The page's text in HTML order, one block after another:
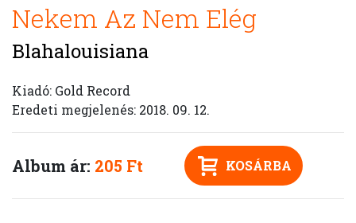
Nekem Az Nem Elég
Blahalouisiana
Kiadó: Gold Record
Eredeti megjelenés: 2018. 09. 12.
Album ár: 205 Ft KOSÁRBA